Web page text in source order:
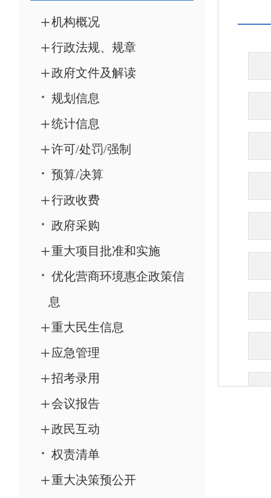
机构概况
行政法规、规章
政府文件及解读
规划信息
统计信息
许可/处罚/强制
预算/决算
行政收费
政府采购
重大项目批准和实施
优化营商环境惠企政策信
息
重大民生信息
应急管理
招考录用
会议报告
政民互动
权责清单
重大决策预公开